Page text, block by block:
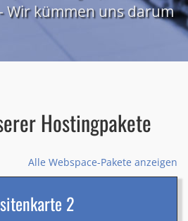
Wir kümmen uns darum
Hostingpakete
Alle Webspace-Pakete anzeigen
2